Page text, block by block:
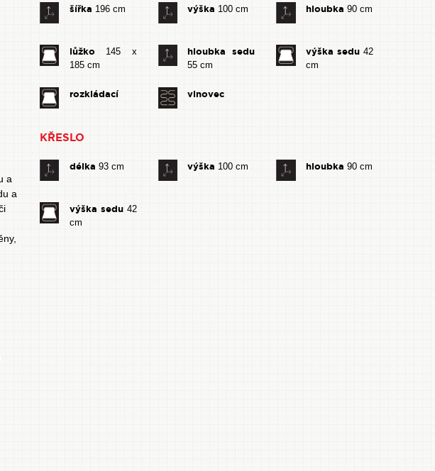
šířka 196 cm výška 100 cm hloubka 90 cm
lůžko 145 x
185 cm
hloubka sedu
55 cm
výška sedu42
cm
rozkládací vlnovec
KŘESLO
délka 93 cm výška 100 cm hloubka 90 cm
výška sedu42
cm
a
a